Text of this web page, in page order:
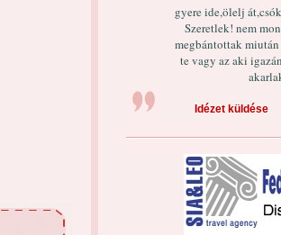
gyere ide,ölelj
Szeretlek! nem
megbántottak
te vagy az aki
Idézet küldése